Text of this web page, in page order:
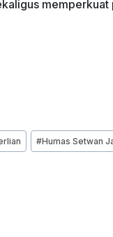
#Humas Setwan